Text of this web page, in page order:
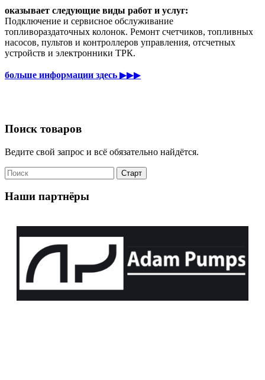
оказывает следующие виды работ и услуг:
Подключение и сервисное обслуживание
топливораздаточных колонок. Ремонт счетчиков, топливных
насосов, пультов и контроллеров управления, отсчетных
устройств и электронники ТРК.
больше информации здесь ▶▶▶
Поиск товаров
Ведите свой запрос и всё обязательно найдётся.
Наши партнёры